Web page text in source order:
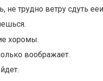
не трудно ветру сдуть
хоромы.
воображает.